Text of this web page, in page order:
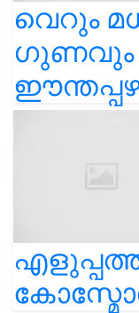
വെറും
ഗുണവും